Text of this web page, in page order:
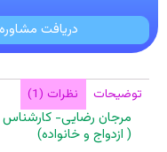
دریافت
توضیحات نظرات (1)
مرجان رضایی- کارشناس
( ازدواج و خانواده)